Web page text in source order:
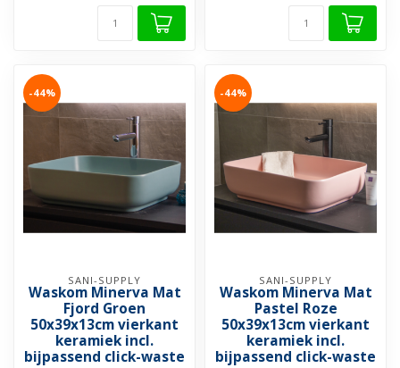
-44%
SANI-SUPPLY
Waskom Minerva Mat
Fjord Groen
50x39x13cm vierkant
keramiek incl.
bijpassend click-waste
-44%
SANI-SUPPLY
Waskom Minerva Mat
Pastel Roze
50x39x13cm vierkant
keramiek incl.
bijpassend click-waste